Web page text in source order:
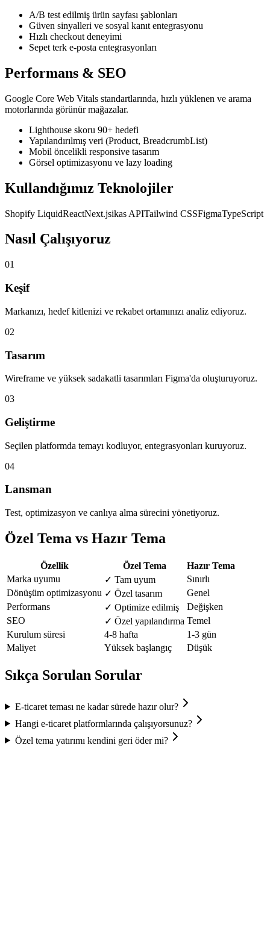
A/B test edilmiş ürün sayfası şablonları
Güven sinyalleri ve sosyal kanıt entegrasyonu
Hızlı checkout deneyimi
Sepet terk e-posta entegrasyonları
Performans & SEO
Google Core Web Vitals standartlarında, hızlı yüklenen ve arama
motorlarında görünür mağazalar.
Lighthouse skoru 90+ hedefi
Yapılandırılmış veri (Product, BreadcrumbList)
Mobil öncelikli responsive tasarım
Görsel optimizasyonu ve lazy loading
Kullandığımız Teknolojiler
Shopify LiquidReactNext.jsikas APITailwind CSSFigmaTypeScript
Nasıl Çalışıyoruz
01
Keşif
Markanızı, hedef kitlenizi ve rekabet ortamınızı analiz ediyoruz.
02
Tasarım
Wireframe ve yüksek sadakatli tasarımları Figma'da oluşturuyoruz.
03
Geliştirme
Seçilen platformda temayı kodluyor, entegrasyonları kuruyoruz.
04
Lansman
Test, optimizasyon ve canlıya alma sürecini yönetiyoruz.
Özel Tema vs Hazır Tema
Özellik Özel Tema
Hazır Tema
Marka uyumu
✓ Tam uyum
Sınırlı
Dönüşüm optimizasyonu ✓ Özel tasarım
Genel
Performans
✓ Optimize edilmiş
Değişken
SEO
✓ Özel yapılandırma Temel
Kurulum süresi
4-8 hafta
1-3 gün
Maliyet
Yüksek başlangıç Düşük
Sıkça Sorulan Sorular
E-ticaret teması ne kadar sürede hazır olur?
Hangi e-ticaret platformlarında çalışıyorsunuz?
Özel tema yatırımı kendini geri öder mi?